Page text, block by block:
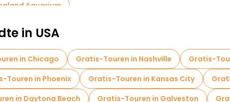
Aquarium
in USA
in Chicago Gratis-Touren in Nashville Gratis-
Touren in Phoenix Gratis-Touren in Kansas City
in Daytona Beach Gratis-Touren in Galveston